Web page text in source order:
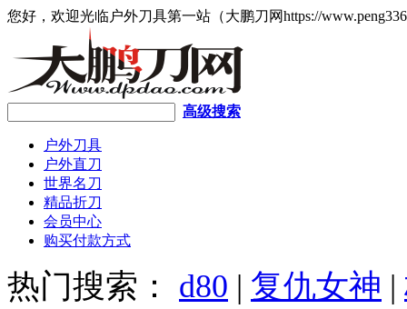
您好，欢迎光临户外刀具第一站（大鹏刀网https://
高级搜索
户外刀具
户外直刀
世界名刀
精品折刀
会员中心
购买付款方式
热门搜索： d80 | 复仇女神 |